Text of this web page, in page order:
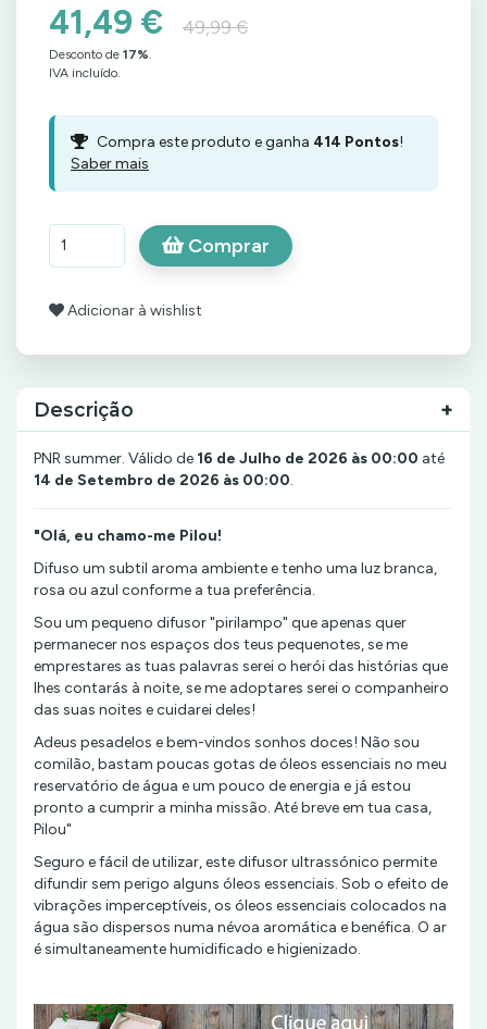
41,49 € 49,99 €
Desconto de 17%.
IVA incluído.
Compra este produto e ganha 414 Pontos!
Saber mais
Comprar
Adicionar à wishlist
Descrição
PNR summer. Válido de 16 de Julho de 2026 às 00:00 até
14 de Setembro de 2026 às 00:00.
"Olá, eu chamo-me Pilou!
Difuso um subtil aroma ambiente e tenho uma luz branca,
rosa ou azul conforme a tua preferência.
Sou um pequeno difusor "pirilampo" que apenas quer
permanecer nos espaços dos teus pequenotes, se me
emprestares as tuas palavras serei o herói das histórias que
lhes contarás à noite, se me adoptares serei o companheiro
das suas noites e cuidarei deles!
Adeus pesadelos e bem-vindos sonhos doces! Não sou
comilão, bastam poucas gotas de óleos essenciais no meu
reservatório de água e um pouco de energia e já estou
pronto a cumprir a minha missão. Até breve em tua casa,
Pilou"
Seguro e fácil de utilizar, este difusor ultrassónico permite
difundir sem perigo alguns óleos essenciais. Sob o efeito de
vibrações imperceptíveis, os óleos essenciais colocados na
água são dispersos numa névoa aromática e benéfica. O ar
é simultaneamente humidificado e higienizado.